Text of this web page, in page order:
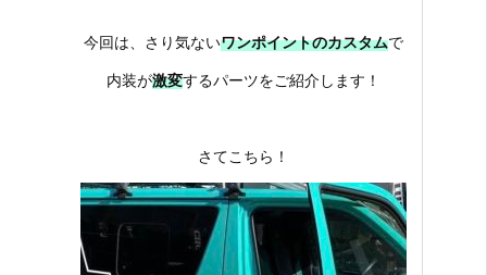
今回は、さり気ないワンポイントのカスタムで
内装が激変するパーツをご紹介します！
さてこちら！